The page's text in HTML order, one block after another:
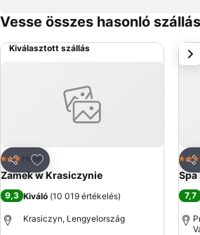
Vesse összes hasonló
Kiválasztott szállás
Megosztás
Hozzáadás a kedvencekhez
3 Kategória
Hotel
Zamek w Krasiczynie
9,3 Kiváló (10 019 értékelés)
Krasiczyn, Lengyelország
3
Spa
7,7